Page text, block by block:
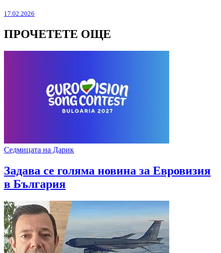
17.02.2026
ПРОЧЕТЕТЕ ОЩЕ
Седмицата на Дарик
Задава се голяма новина за Евровизия
в България